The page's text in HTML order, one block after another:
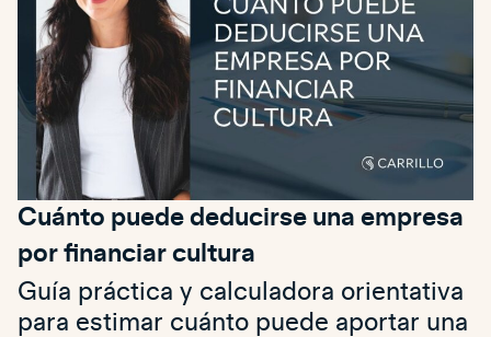
Cuánto puede deducirse una empresa
por financiar cultura
Guía práctica y calculadora orientativa
para estimar cuánto puede aportar una